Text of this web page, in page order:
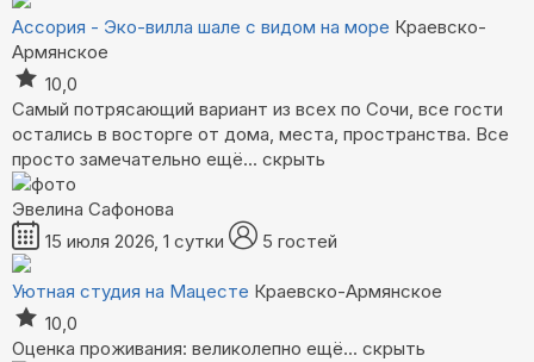
Ассория - Эко-вилла шале с видом на море Краевско-
Армянское
10,0
Самый потрясающий вариант из всех по Сочи, все гости
остались в восторге от дома, места, пространства. Все
просто замечательно ещё... скрыть
Эвелина Сафонова
15 июля 2026, 1 сутки
5 гостей
Уютная студия на Мацесте Краевско-Армянское
10,0
Оценка проживания: великолепно ещё... скрыть